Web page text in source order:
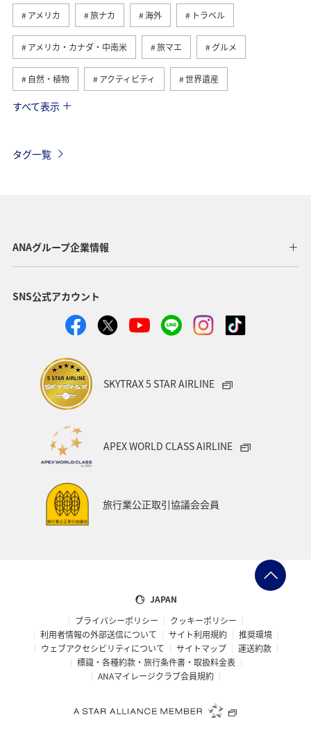
アメリカ 旅ナカ 海外 トラベル
アメリカ・カナダ・中南米 旅マエ グルメ
自然・植物 アクティビティ 世界遺産
夏 ハワイ
すべて表示
タグ一覧
ANAグループ企業情報
SNS公式アカウント
SKYTRAX 5 STAR AIRLINE
APEX WORLD CLASS AIRLINE
旅行業公正取引協議会会員
JAPAN
プライバシーポリシー
クッキーポリシー
利用者情報の外部送信について
サイト利用規約
推奨環境
ウェブアクセシビリティについて
サイトマップ
運送約款
標識・各種約款・旅行条件書・取扱料金表
ANAマイレージクラブ会員規約